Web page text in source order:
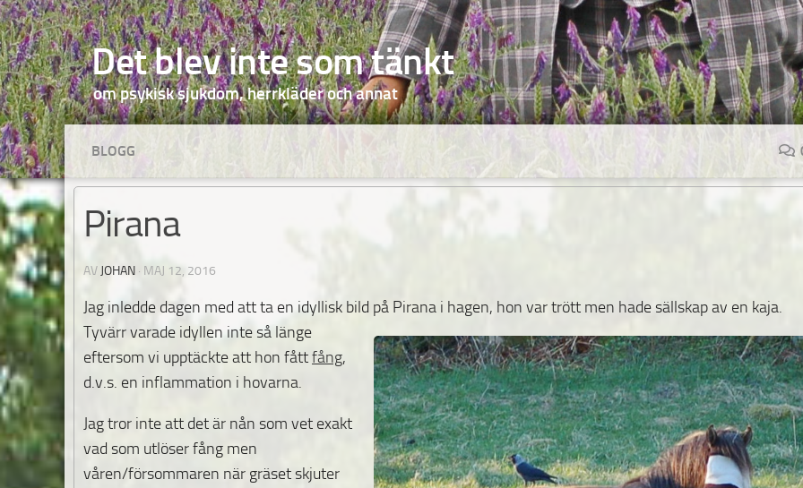
Hoppa till innehåll
Det blev inte som tänkt
om psykisk sjukdom, herrkläder och annat
BLOGG
Pirana
AV JOHAN · MAJ 12, 2016
Jag inledde dagen med att ta en idyllisk bild på Pirana i hagen, hon var trött men hade sällskap av en kaja.
Tyvärr varade idyllen inte så länge
eftersom vi upptäckte att hon fåttfång,
d.v.s. en inflammation i hovarna.
Jag tror inte att det är nån som vet exakt
vad som utlöser fång men
våren/försommaren när gräset skjuter